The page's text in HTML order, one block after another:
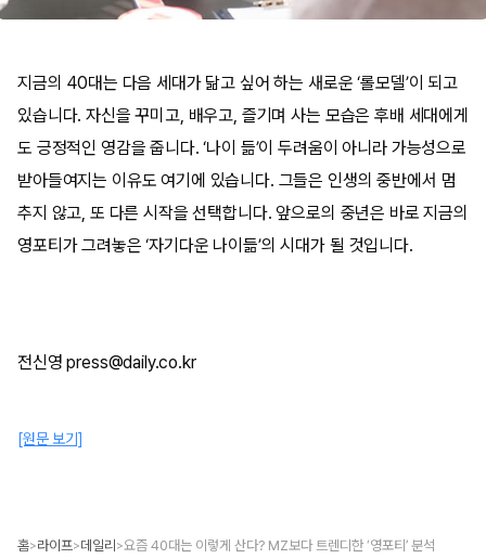
지금의 40대는 다음 세대가 닮고 싶어 하는 새로운 ‘롤모델’이 되고
있습니다. 자신을 꾸미고, 배우고, 즐기며 사는 모습은 후배 세대에게
도 긍정적인 영감을 줍니다. ‘나이 듦’이 두려움이 아니라 가능성으로
받아들여지는 이유도 여기에 있습니다. 그들은 인생의 중반에서 멈
추지 않고, 또 다른 시작을 선택합니다. 앞으로의 중년은 바로 지금의
영포티가 그려놓은 ‘자기다운 나이듦’의 시대가 될 것입니다.
전신영 press@daily.co.kr
[원문 보기]
홈>라이프>데일리 >요즘 40대는 이렇게 산다? MZ보다 트렌디한 ‘영포티’ 분석